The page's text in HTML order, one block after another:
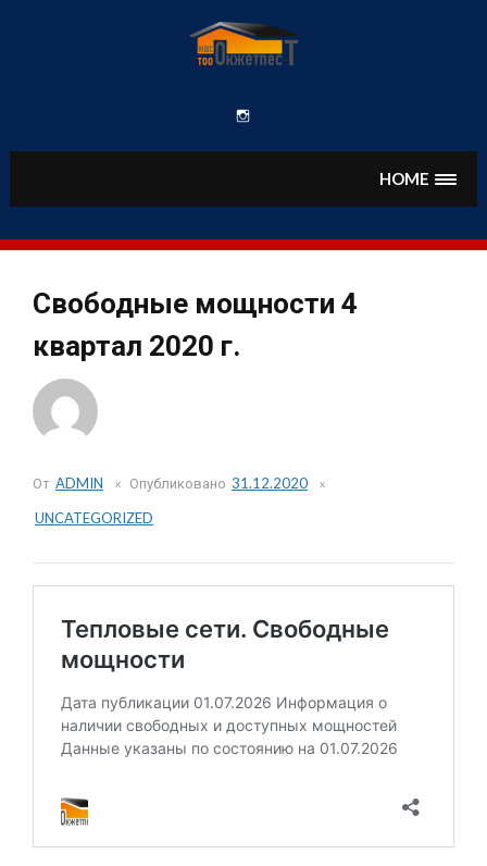
к
содержимому
HOME
Свободные мощности 4
квартал 2020 г.
От ADMIN Опубликовано 31.12.2020
UNCATEGORIZED